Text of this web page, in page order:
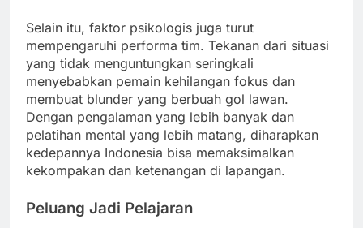
Selain itu, faktor psikologis juga turut
mempengaruhi performa tim. Tekanan dari situasi
yang tidak menguntungkan seringkali
menyebabkan pemain kehilangan fokus dan
membuat blunder yang berbuah gol lawan.
Dengan pengalaman yang lebih banyak dan
pelatihan mental yang lebih matang, diharapkan
kedepannya Indonesia bisa memaksimalkan
kekompakan dan ketenangan di lapangan.
Peluang Jadi Pelajaran